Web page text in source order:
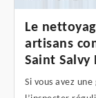
Le
artisans
Saint Salvy
Si vous avez